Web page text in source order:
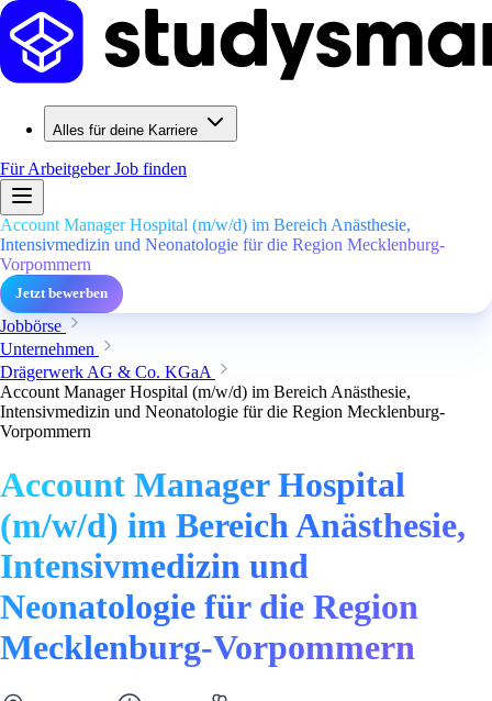
Alles für deine Karriere
Für ArbeitgeberJob finden
Account Manager Hospital (m/w/d) im Bereich Anästhesie,
Intensivmedizin und Neonatologie für die Region Mecklenburg-
Vorpommern
Jetzt bewerben
Jobbörse
Unternehmen
Drägerwerk AG & Co. KGaA
Account Manager Hospital (m/w/d) im Bereich Anästhesie,
Intensivmedizin und Neonatologie für die Region Mecklenburg-
Vorpommern
Account Manager Hospital
(m/w/d) im Bereich Anästhesie,
Intensivmedizin und
Neonatologie für die Region
Mecklenburg-Vorpommern